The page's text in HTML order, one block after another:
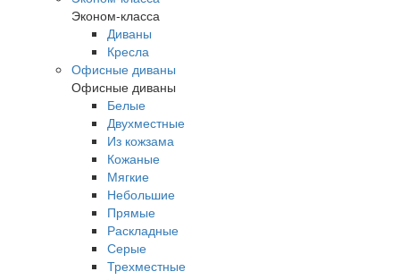
Эконом-класса
Диваны
Кресла
Офисные диваны
Офисные диваны
Белые
Двухместные
Из кожзама
Кожаные
Мягкие
Небольшие
Прямые
Раскладные
Серые
Трехместные